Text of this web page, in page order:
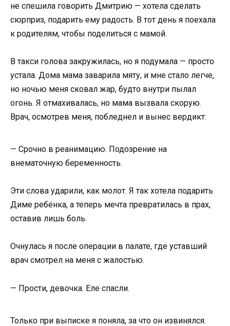
не спешила говорить Дмитрию — хотела сделать
сюрприз, подарить ему радость. В тот день я поехала
к родителям, чтобы поделиться с мамой.
В такси голова закружилась, но я подумала — просто
устала. Дома мама заварила мяту, и мне стало легче,
но ночью меня сковал жар, будто внутри пылал
огонь. Я отмахивалась, но мама вызвала скорую.
Врач, осмотрев меня, побледнел и вынес вердикт:
— Срочно в реанимацию. Подозрение на
внематочную беременность.
Эти слова ударили, как молот. Я так хотела подарить
Диме ребёнка, а теперь мечта превратилась в прах,
оставив лишь боль.
Очнулась я после операции в палате, где уставший
врач смотрел на меня с жалостью.
— Прости, девочка. Еле спасли.
Только при выписке я поняла, за что он извинялся.